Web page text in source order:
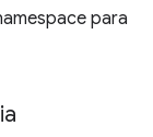
para